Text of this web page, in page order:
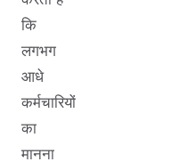
कि
लगभग
आधे
कर्मचारियों
का
मानना